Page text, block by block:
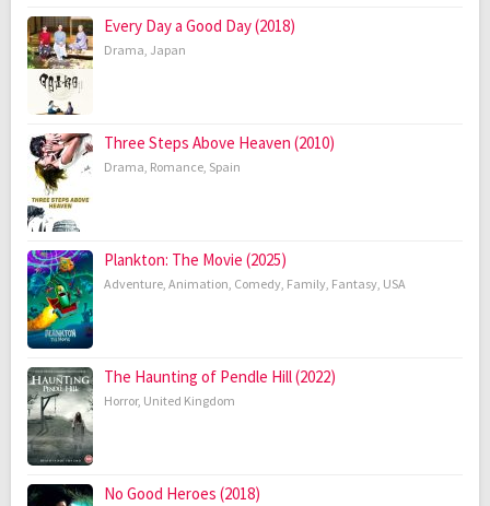
Every Day a Good Day (2018)
Drama, Japan
Three Steps Above Heaven (2010)
Drama, Romance, Spain
Plankton: The Movie (2025)
Adventure, Animation, Comedy, Family, Fantasy, USA
The Haunting of Pendle Hill (2022)
Horror, United Kingdom
No Good Heroes (2018)